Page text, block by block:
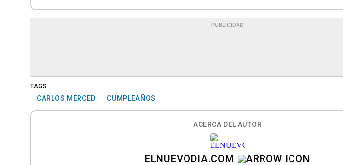
PUBLICIDAD
TAGS
CARLOS MERCED CUMPLEAÑOS
ACERCA DEL AUTOR
ELNUEVODIA.COM